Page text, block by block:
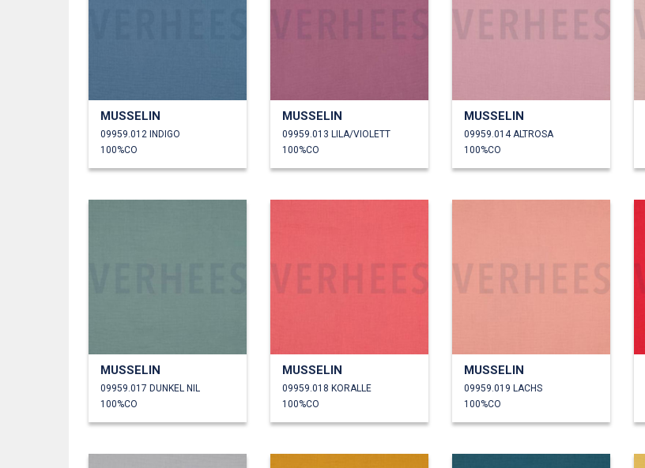
MUSSELIN
09959.012 INDIGO
100%CO
MUSSELIN
09959.013 LILA/VIOLETT
100%CO
MUSSELIN
09959.014 ALTROSA
100%CO
MUSSELIN
09959.017 DUNKEL NIL
100%CO
MUSSELIN
09959.018 KORALLE
100%CO
MUSSELIN
09959.019 LACHS
100%CO